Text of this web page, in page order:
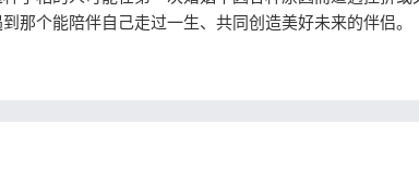
那个能陪伴自己走过一生、共同创造美好未来的伴侣。